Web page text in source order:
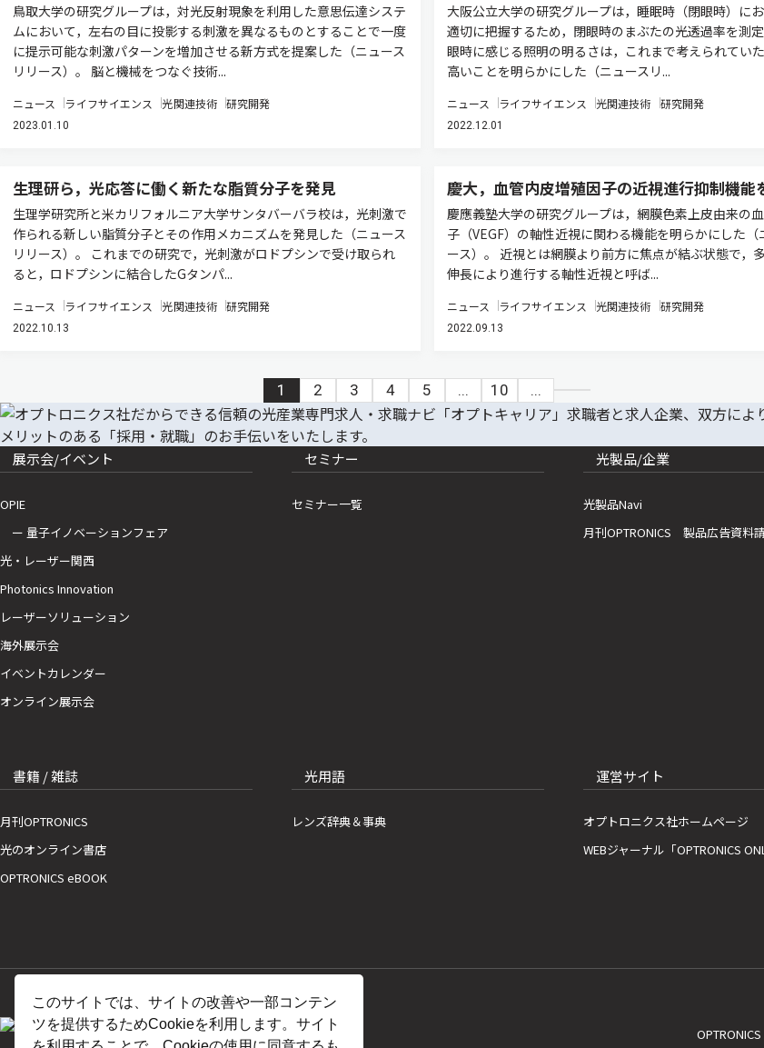
このサイトでは、サイトの改善や一部コンテン
ツを提供するためCookieを利用します。サイト
鳥取大学の研究グループは，対光反射現象を利用した意思伝達システ
ムにおいて，左右の目に投影する刺激を異なるものとすることで一度
に提示可能な刺激パターンを増加させる新方式を提案した（ニュース
リリース）。 脳と機械をつなぐ技術...
ニュース ライフサイエンス 光関連技術 研究開発
2023.01.10
大阪公立大学の研究グループは，睡眠時（閉眼時）に
適切に把握するため，閉眼時のまぶたの光透過率を測
眼時に感じる照明の明るさは，これまで考えられてい
高いことを明らかにした（ニュースリ...
ニュース ライフサイエンス 光関連技術 研究開発
2022.12.01
生理研ら，光応答に働く新たな脂質分子を発見
生理学研究所と米カリフォルニア大学サンタバーバラ校は，光刺激で
作られる新しい脂質分子とその作用メカニズムを発見した（ニュース
リリース）。 これまでの研究で，光刺激がロドプシンで受け取られ
ると，ロドプシンに結合したGタンパ...
ニュース ライフサイエンス 光関連技術 研究開発
2022.10.13
慶大，血管内皮増殖因子の近視進行抑制機能
慶應義塾大学の研究グループは，網膜色素上皮由来の
子（VEGF）の軸性近視に関わる機能を明らかにした（
ース）。 近視とは網膜より前方に焦点が結ぶ状態で，
伸長により進行する軸性近視と呼ば...
ニュース ライフサイエンス 光関連技術 研究開発
2022.09.13
1 2 3 4 5 ... 10 ...
展示会/イベント
OPIE
ー 量子イノベーションフェア
光・レーザー関西
Photonics Innovation
レーザーソリューション
海外展示会
イベントカレンダー
オンライン展示会
セミナー
セミナー一覧
光製品/企業
光製品Navi
月刊OPTRONICS 製品広告資料
書籍 / 雑誌
月刊OPTRONICS
光のオンライン書店
OPTRONICS eBOOK
光用語
レンズ辞典＆事典
運営サイト
オプトロニクス社ホームページ
WEBジャーナル「OPTRONICS